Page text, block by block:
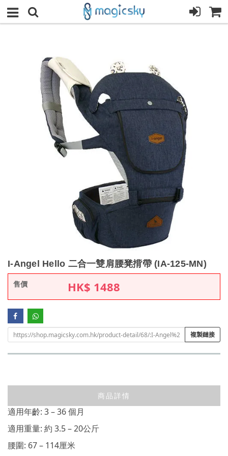
I-Angel Hello 二合一雙肩腰凳揹帶 (IA-125-MN)
售價 HK$ 1488
複製鏈接
商品詳情
適用年齡: 3 – 36 個月
適用重量: 約 3.5 – 20公斤
腰圍: 67 – 114厘米